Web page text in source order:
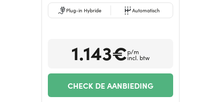
Plug-in Hybride Automatisch
1.143€p/m
incl. btw
CHECK DE AANBIEDING